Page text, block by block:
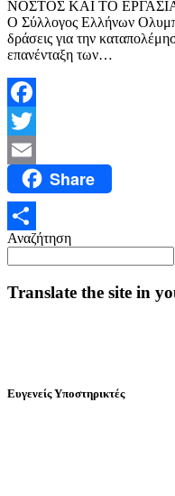
ΝΟΣΤΟΣ ΚΑΙ ΤΟ
Ο Σύλλογος Ελλήνων
δράσεις για την
επανένταξη των…
Facebook
Twitter
Email Share
Μοιραστείτε
Αναζήτηση
Translate the site in
Ευγενείς Υποστηρικτές